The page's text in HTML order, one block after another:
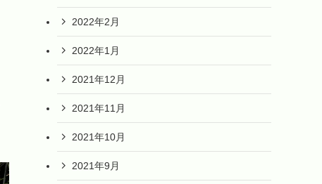
2022年2月
2022年1月
2021年12月
2021年11月
2021年10月
2021年9月